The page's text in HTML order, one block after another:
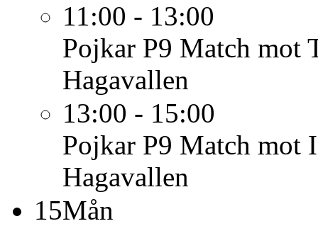
11:00 - 13:00
Pojkar P9 Match mot
Hagavallen
13:00 - 15:00
Pojkar P9 Match mot
Hagavallen
15Mån